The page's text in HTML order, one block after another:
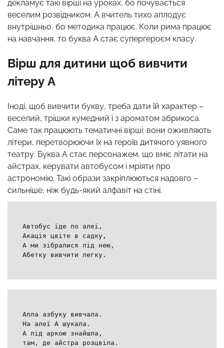
декламує такі вірші на уроках, бо почувається
веселим розвідником. А вчитель тихо аплодує
внутрішньо, бо методика працює. Коли рима працює
на навчання, то буква А стає супергероєм класу.
Вірш для дитини щоб вивчити
літеру А
Іноді, щоб вивчити букву, треба дати їй характер –
веселий, трішки кумедний і з ароматом абрикоса.
Саме так працюють тематичні вірші: вони оживляють
літери, перетворюючи їх на героїв дитячого уявного
театру. Буква А стає персонажем, що вміє літати на
айстрах, керувати автобусом і мріяти про
астрономію. Такі образи закріплюються надовго –
сильніше, ніж будь-який алфавіт на стіні.
Автобус їде по алеї,
Акація цвіте в садку,
А ми зібралися під нею,
Абетку вивчити легку.
Алла азбуку вивчала.
На алеї А шукала.
А під аркою знайшла,
там, де айстра розцвіла.